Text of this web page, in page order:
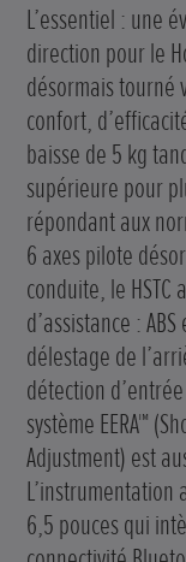
L’essentiel : une
direction pour le
désormais tourné
confort,
baisse de 5 kg
supérieure pour
répondant aux
6 axes pilote
conduite, le HSTC
d’assistance :
délestage de
détection
système EERA™
Adjustment) est
L’instrumentation
6,5 pouces qui